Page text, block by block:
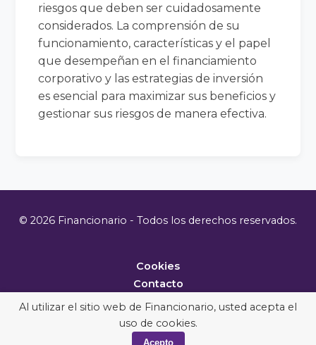
riesgos que deben ser cuidadosamente
considerados. La comprensión de su
funcionamiento, características y el papel
que desempeñan en el financiamiento
corporativo y las estrategias de inversión
es esencial para maximizar sus beneficios y
gestionar sus riesgos de manera efectiva.
© 2026 Financionario - Todos los derechos reservados.
Cookies
Contacto
Metodología
Al utilizar el sitio web de Financionario, usted acepta el
uso de cookies.
Acepto